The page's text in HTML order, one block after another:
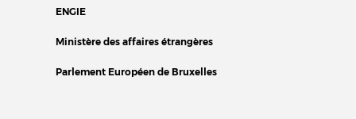
ENGIE
Ministère des affaires étrangères
Parlement Européen de Bruxelles